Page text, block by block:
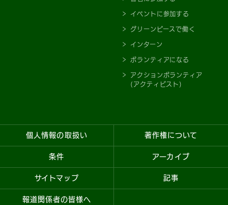
イベントに参加する
グリーンピースで働く
インターン
ボランティアになる
アクションボランティア
(アクティビスト)
個人情報の取扱い 著作権について
条件 アーカイブ
サイトマップ 記事
報道関係者の皆様へ